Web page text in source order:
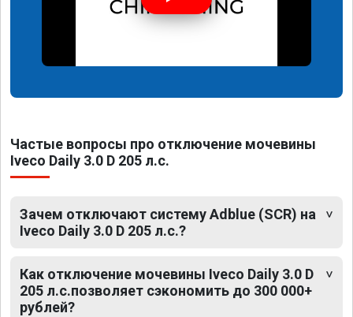
Частые вопросы про отключение мочевины
Iveco Daily 3.0 D 205 л.с.
Зачем отключают систему Adblue (SCR) на
Iveco Daily 3.0 D 205 л.с.?
Как отключение мочевины Iveco Daily 3.0 D
205 л.с.позволяет сэкономить до 300 000+
рублей?